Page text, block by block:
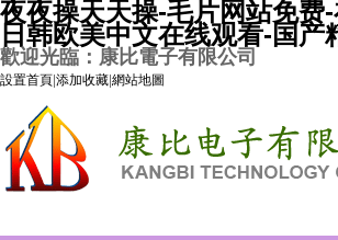
夜夜操天天操-毛片网站免费
日韩欧美中文在线观看-国
歡迎光臨：康比電子有限公司
設置首頁 添加收藏 網站地圖